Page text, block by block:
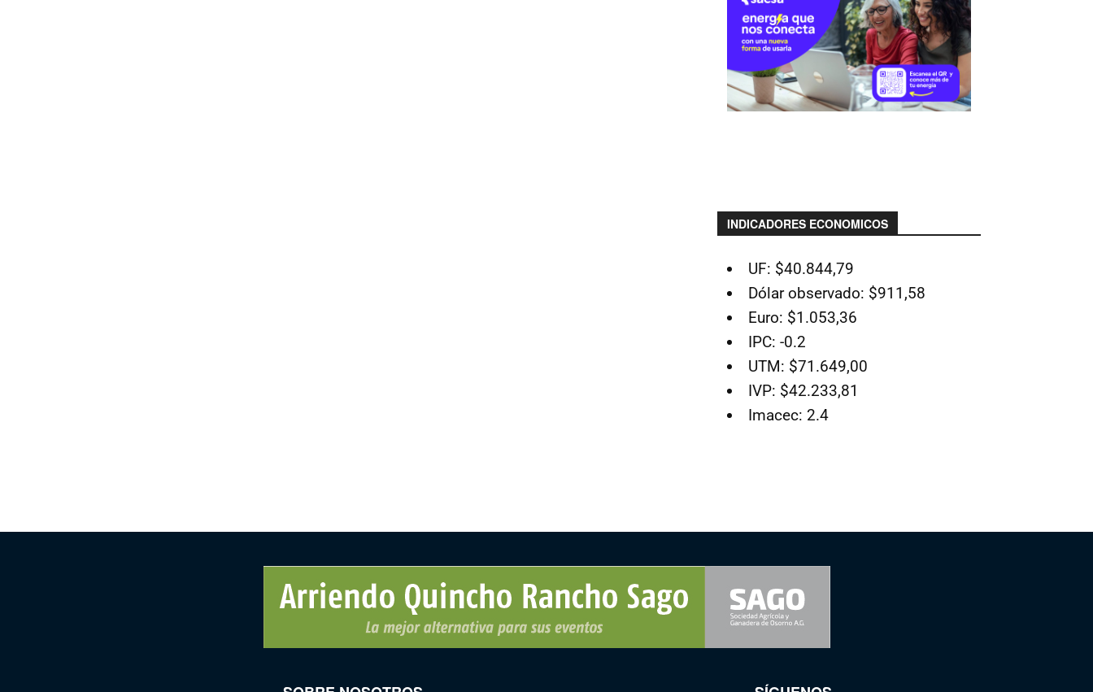
INDICADORES ECONOMICOS
UF: $40.844,79
Dólar observado: $911,58
Euro: $1.053,36
IPC: -0.2
UTM: $71.649,00
IVP: $42.233,81
Imacec: 2.4